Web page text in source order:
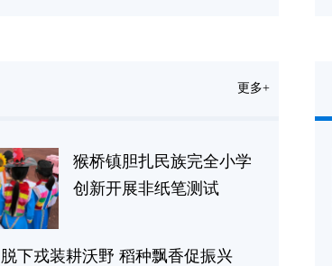
更多+
猴桥镇胆扎民族完全小学
创新开展非纸笔测试
下戎装耕沃野 稻种飘香促振兴